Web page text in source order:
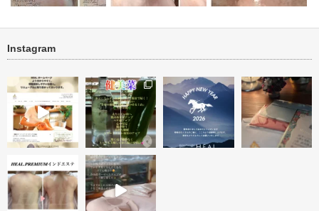
ビフォ
お悩みNO1 シミ 肌再生プロnew タラソ再生トリートメント
Instagram